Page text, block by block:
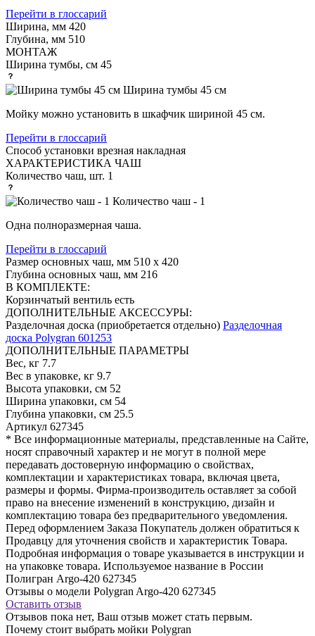
Перейти в глоссарий
Ширина, мм 420
Глубина, мм 510
МОНТАЖ
Ширина тумбы, см 45
Ширина тумбы 45 см
Мойку можно установить в шкафчик шириной 45 см.
Перейти в глоссарий
Способ установки врезная накладная
ХАРАКТЕРИСТИКА ЧАШ
Количество чаш, шт. 1
Количество чаш - 1
Одна полноразмерная чаша.
Перейти в глоссарий
Размер основных чаш, мм 510 х 420
Глубина основных чаш, мм 216
В КОМПЛЕКТЕ:
Корзинчатый вентиль есть
ДОПОЛНИТЕЛЬНЫЕ АКСЕССУРЫ:
Разделочная доска (приобретается отдельно) Разделочная
доска Polygran 601253
ДОПОЛНИТЕЛЬНЫЕ ПАРАМЕТРЫ
Вес, кг 7.7
Вес в упаковке, кг 9.7
Высота упаковки, см 52
Ширина упаковки, см 54
Глубина упаковки, см 25.5
Артикул 627345
* Все информационные материалы, представленные на Сайте,
носят справочный характер и не могут в полной мере
передавать достоверную информацию о свойствах,
комплектации и характеристиках товара, включая цвета,
размеры и формы. Фирма-производитель оставляет за собой
право на внесение изменений в конструкцию, дизайн и
комплектацию товара без предварительного уведомления.
Перед оформлением Заказа Покупатель должен обратиться к
Продавцу для уточнения свойств и характеристик Товара.
Подробная информация о товаре указывается в инструкции и
на упаковке товара. Используемое название в России
Полигран Argo-420 627345
Отзывы о модели Polygran Argo-420 627345
Оставить отзыв
Отзывов пока нет, Ваш отзыв может стать первым.
Почему стоит выбрать мойки Polygran